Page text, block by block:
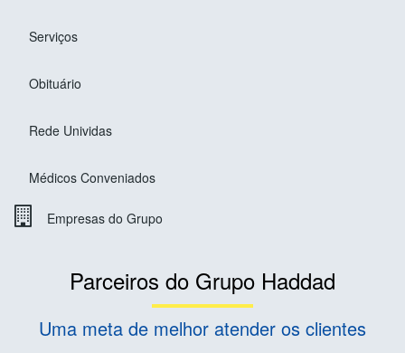
Serviços
Obituário
Rede Unividas
Médicos Conveniados
Empresas do Grupo
Parceiros do Grupo Haddad
Uma meta de melhor atender os clientes